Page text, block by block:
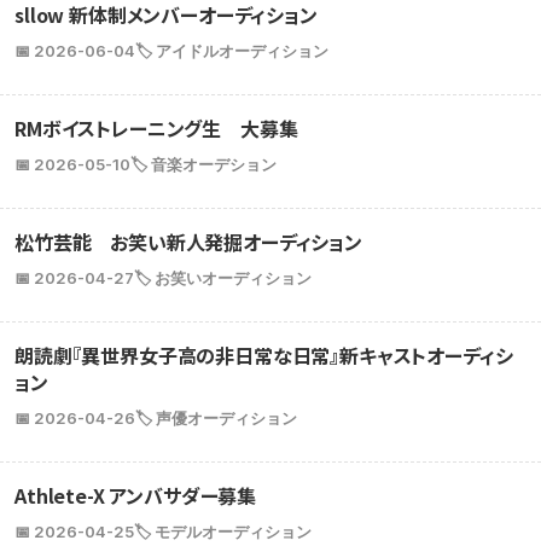
sllow 新体制メンバーオーディション
📅 2026-06-04🏷️ アイドルオーディション
RMボイストレーニング生 大募集
📅 2026-05-10🏷️ 音楽オーデション
松竹芸能 お笑い新人発掘オーディション
📅 2026-04-27🏷️ お笑いオーディション
朗読劇『異世界女子高の非日常な日常』新キャストオーディシ
ョン
📅 2026-04-26🏷️ 声優オーディション
Athlete-X アンバサダー募集
📅 2026-04-25🏷️ モデルオーディション